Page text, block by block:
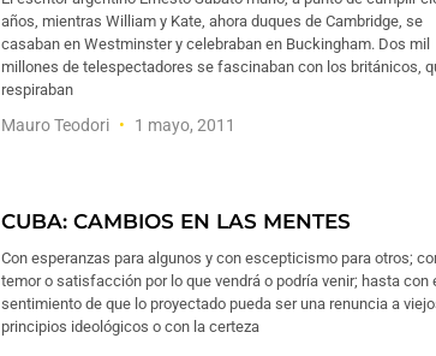
años, mientras William y Kate, ahora duques de Cambridge, se
casaban en Westminster y celebraban en Buckingham. Dos mil
millones de telespectadores se fascinaban con los británicos,
respiraban
Mauro Teodori 1 mayo, 2011
CUBA: CAMBIOS EN LAS MENTES
Con esperanzas para algunos y con escepticismo para otros;
temor o satisfacción por lo que vendrá o podría venir; hasta con
sentimiento de que lo proyectado pueda ser una renuncia a
principios ideológicos o con la certeza